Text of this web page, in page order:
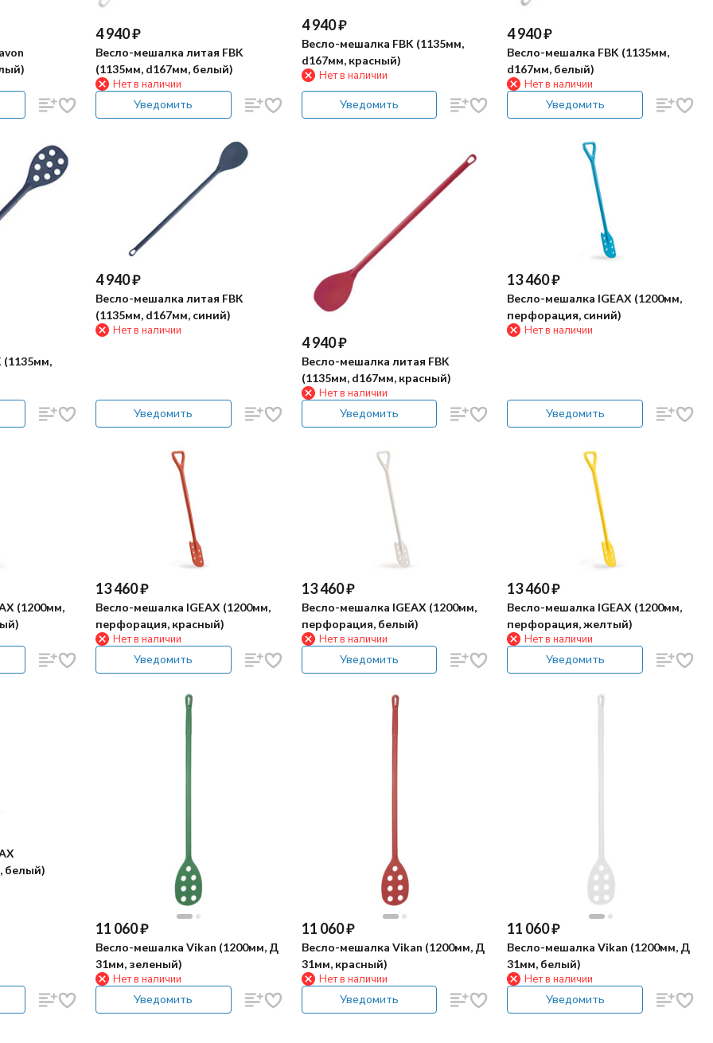
4 940₽
Весло-мешалка литая FBK
(1135мм, d167мм, белый)
Нет в наличии
Уведомить
4 940₽
Весло-мешалка FBK (1135мм,
d167мм, красный)
Нет в наличии
Уведомить
4 940₽
Весло-мешалка FBK (1135мм,
d167мм, белый)
Нет в наличии
Уведомить
(1135мм,
4 940₽
Весло-мешалка литая FBK
(1135мм, d167мм, синий)
Нет в наличии
Уведомить
4 940₽
Весло-мешалка литая FBK
(1135мм, d167мм, красный)
Нет в наличии
Уведомить
13 460₽
Весло-мешалка IGEAX (1200мм,
перфорация, синий)
Нет в наличии
Уведомить
(1200мм,
13 460₽
Весло-мешалка IGEAX (1200мм,
перфорация, красный)
Нет в наличии
Уведомить
13 460₽
Весло-мешалка IGEAX (1200мм,
перфорация, белый)
Нет в наличии
Уведомить
13 460₽
Весло-мешалка IGEAX (1200мм,
перфорация, желтый)
Нет в наличии
Уведомить
белый)
11 060₽
Весло-мешалка Vikan (1200мм, Д
31мм, зеленый)
Нет в наличии
Уведомить
11 060₽
Весло-мешалка Vikan (1200мм, Д
31мм, красный)
Нет в наличии
Уведомить
11 060₽
Весло-мешалка Vikan (1200мм, Д
31мм, белый)
Нет в наличии
Уведомить